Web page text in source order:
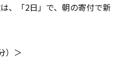
、「2日」で、朝の寄付で新
）＞